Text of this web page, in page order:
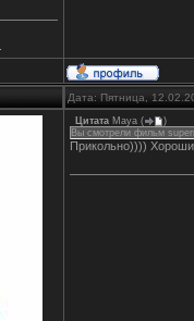
Дата: Пятница,
Цитата Maya (
)
Вы смотрели фильм
Прикольно))))